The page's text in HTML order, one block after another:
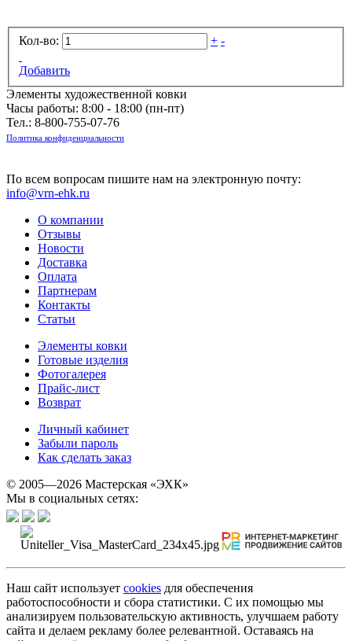
Кол-во: + -
Добавить
Элементы художественной ковки
Часы работы: 8:00 - 18:00 (пн-пт)
Тел.: 8-800-755-07-76
Политика конфиденциальности
По всем вопросам пишите нам на электронную почту:
info@vrn-ehk.ru
О компании
Отзывы
Новости
Доставка
Оплата
Партнерам
Контакты
Статьи
Элементы ковки
Готовые изделия
Фотогалерея
Прайс-лист
Возврат
Личный кабинет
Забыли пароль
Как сделать заказ
© 2005—2026 Мастерская «ЭХК»
Мы в социальных сетях:
Наш сайт использует cookies для обеспечения
работоспособности и сбора статистики. С их помощью мы
анализируем пользовательскую активность, улучшаем работу
сайта и делаем рекламу более релевантной. Оставаясь на